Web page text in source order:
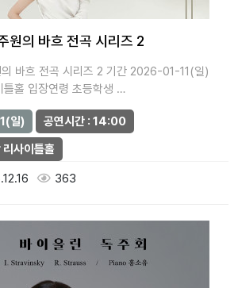
원의 바흐 전곡 시리즈 2
의 바흐 전곡 시리즈 2 기간 2026-01-11(일)
홀 입장연령 초등학생 …
일)
공연시간 : 14:00
사이틀홀
363